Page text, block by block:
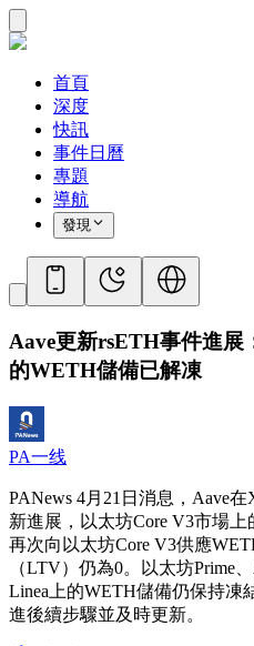
首頁
深度
快訊
事件日曆
專題
導航
發現
Aave更新rsETH事件進展
的WETH儲備已解凍
PA一线
PANews 4月21日消息，Aave
新進展，以太坊Core V3市場
再次向以太坊Core V3供應
（LTV）仍為0。以太坊Prime
Linea上的WETH儲備仍保持凍
進後續步驟並及時更新。